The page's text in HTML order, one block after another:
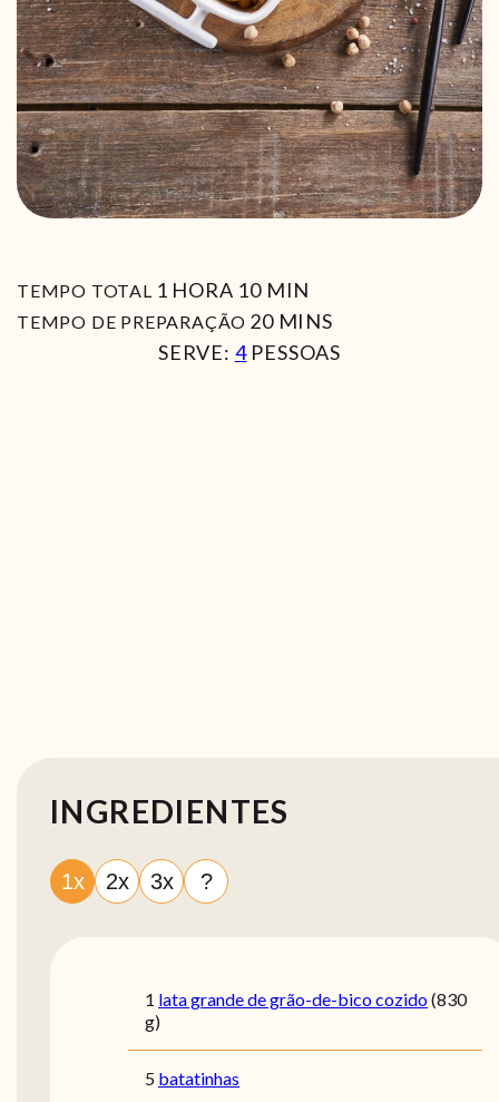
TEMPO TOTAL 1 HORA
HORA 10MIN
MIN
TEMPO DE PREPARAÇÃO 20MIN
MINS
SERVE: 4 PESSOAS
INGREDIENTES
1x 2x 3x ?
1 lata grande de grão-de-bico cozido(830
g)
5 batatinhas